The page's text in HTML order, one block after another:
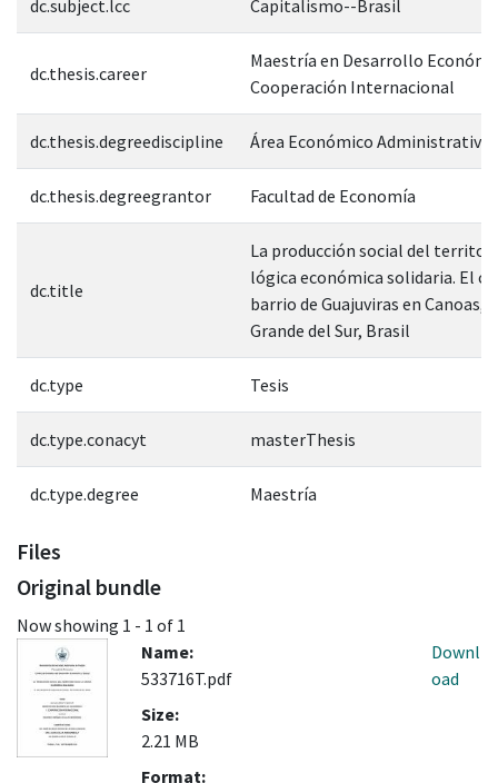
dc.subject.lcc Capitalismo--Brasil
dc.thesis.career
Maestría en Desarrollo
Cooperación Internacional
dc.thesis.degreediscipline Área Económico Administrativa
dc.thesis.degreegrantor Facultad de Economía
dc.title
La producción social del
lógica económica solidaria. El
barrio de Guajuviras en Canoas,
Grande del Sur, Brasil
dc.type Tesis
dc.type.conacyt masterThesis
dc.type.degree Maestría
Files
Original bundle
Now showing 1 - 1 of 1
Name:
533716T.pdf
Size:
2.21 MB
Format:
Downl
oad